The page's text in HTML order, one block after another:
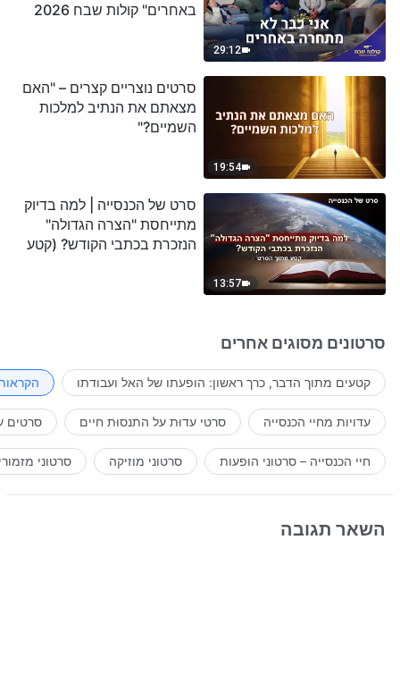
29:12
באחרים" קולות שבח 2026
19:54
סרטים נוצריים קצרים – "האם
מצאתם את הנתיב למלכות
השמיים?"
13:57
סרט של הכנסייה | למה בדיוק
מתייחסת "הצרה הגדולה"
הנזכרת בכתבי הקודש? (קטע
סרטונים מסוגים אחרים
קטעים מתוך הדבר, כרך ראשון: הופעתו של האל ועבודתו
עדויות מחיי הכנסייה סרטי עדוּת על התנסוּת חיים סרטים
חיי הכנסייה – סרטוני הופעות סרטוני מוזיקה סרטוני
השאר תגובה